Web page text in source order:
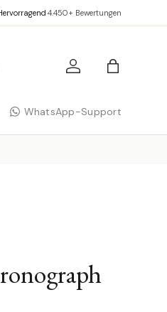
·4.450+ Bewertungen
Einloggen
WhatsApp-Support